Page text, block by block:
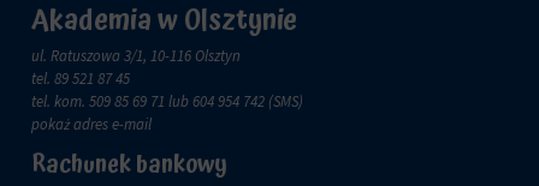
Akademia w Olsztynie
ul. Ratuszowa 3/1, 10-116 Olsztyn
tel. 89 521 87 45
tel. kom. 509 85 69 71 lub 604 954 742 (SMS)
pokaż adres e-mail
Rachunek bankowy